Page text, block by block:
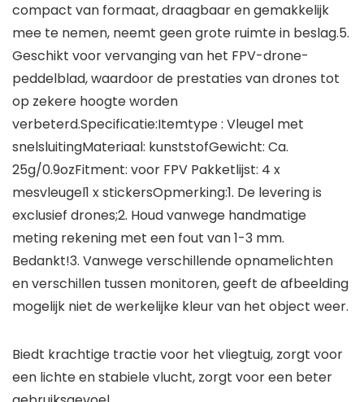
compact van formaat, draagbaar en gemakkelijk
mee te nemen, neemt geen grote ruimte in beslag.5.
Geschikt voor vervanging van het FPV-drone-
peddelblad, waardoor de prestaties van drones tot
op zekere hoogte worden
verbeterd.Specificatie:Itemtype : Vleugel met
snelsluitingMateriaal: kunststofGewicht: Ca.
25g/0.9ozFitment: voor FPV Pakketlijst: 4 x
mesvleugel1 x stickersOpmerking:1. De levering is
exclusief drones;2. Houd vanwege handmatige
meting rekening met een fout van 1-3 mm.
Bedankt!3. Vanwege verschillende opnamelichten
en verschillen tussen monitoren, geeft de afbeelding
mogelijk niet de werkelijke kleur van het object weer.
Biedt krachtige tractie voor het vliegtuig, zorgt voor
een lichte en stabiele vlucht, zorgt voor een beter